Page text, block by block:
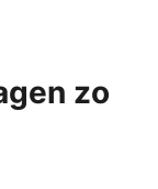
zo